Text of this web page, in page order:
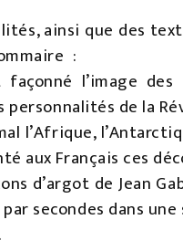
ainsi que des
:
l’image des
personnalités de la
l’Afrique,
aux Français ces
d’argot de Jean
secondes dans une